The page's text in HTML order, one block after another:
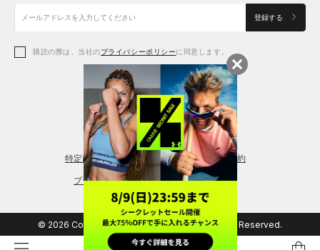
アクセサリー
アクセサリー
シューズ
アクセサリー
レギンス＆タイツ
シューズ
登録する
購読の際は、当社のプライバシーポリシーに同意します。
特定商取引法に基づく通販の表記 会員規約
プライバシーポリシー
© 2026 Copyright DOME Corporation. All Rights Reserved.